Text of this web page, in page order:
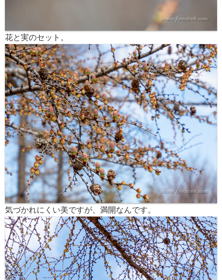
花と実のセット。
気づかれにくい美ですが、満開なんです。